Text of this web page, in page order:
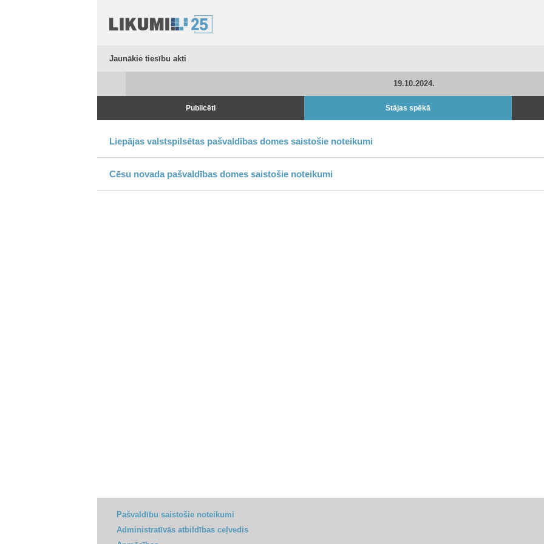
Jaunākie tiesību akti
19.10.2024.
Publicēti Stājas spēkā
Liepājas valstspilsētas pašvaldības domes saistošie noteikumi
Cēsu novada pašvaldības domes saistošie noteikumi
Pašvaldību saistošie noteikumi
Administratīvās atbildības ceļvedis